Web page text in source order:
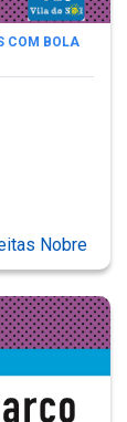
COM BOLA
Nobre